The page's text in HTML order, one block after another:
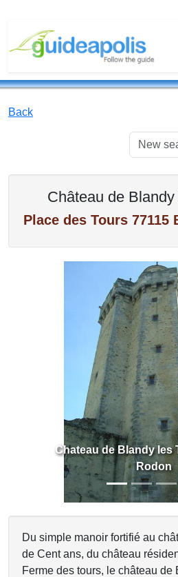
Back
Château de
Place des Tours 77115
Chateau de Blandy les
Rodon
Du simple manoir fortifié au
de Cent ans, du château
Ferme des tours, le château de